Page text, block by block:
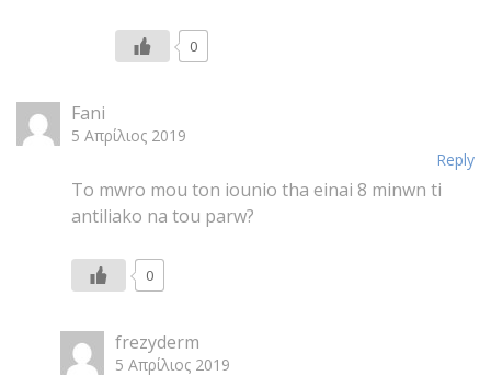
0
Fani
5 Απρίλιος 2019
Reply
To mwro mou ton iounio tha einai 8 minwn ti
antiliako na tou parw?
0
frezyderm
5 Απρίλιος 2019